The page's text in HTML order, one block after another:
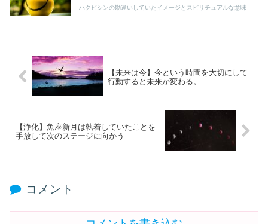
ハクビシンの勘違いしていたイメージとスピリチュアルな意味
【未来は今】今という時間を大切にして
行動すると未来が変わる。
【浄化】魚座新月は執着していたことを
手放して次のステージに向かう
コメント